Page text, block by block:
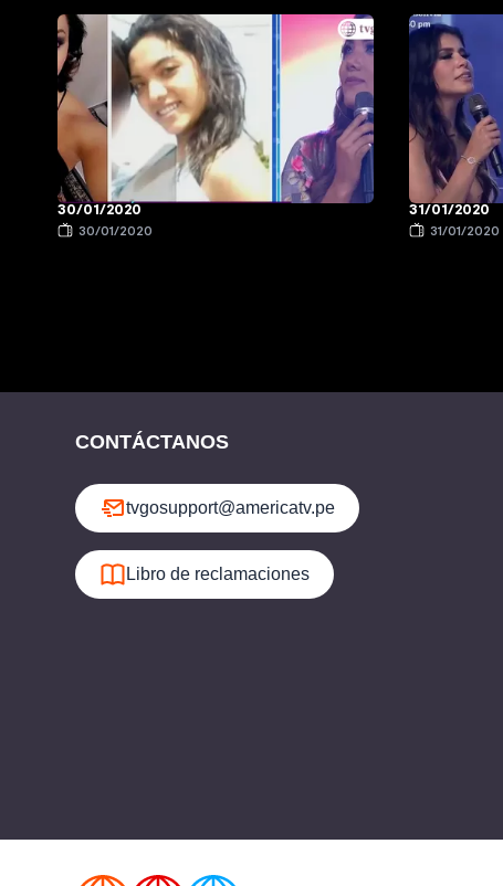
30/01/2020
30/01/2020
31/01/2020
31/01/2020
CONTÁCTANOS
tvgosupport@americatv.pe
Libro de reclamaciones